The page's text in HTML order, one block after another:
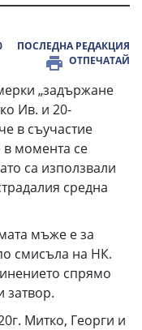
ПОСЛЕДНА РЕДАКЦИЯ
ОТПЕЧАТАЙ
„задържане
Ив. и 20-
в съучастие
в момента се
са използвали
средна
мъже е за
смисъла на НК.
спрямо
затвор.
Митко, Георги и